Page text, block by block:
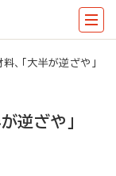
、「大半が逆ざや」
逆ざや」